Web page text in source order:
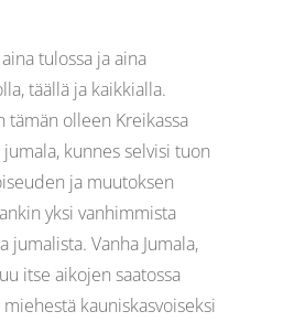
tulossa ja aina
täällä ja kaikkialla.
tämän olleen Kreikassa
kunnes selvisi tuon
ja muutoksen
yksi vanhimmista
jumalista. Vanha Jumala,
itse aikojen saatossa
kauniskasvoiseksi